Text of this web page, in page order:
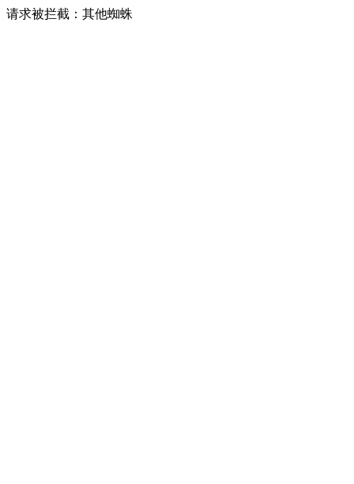
请求被拦截：其他蜘蛛